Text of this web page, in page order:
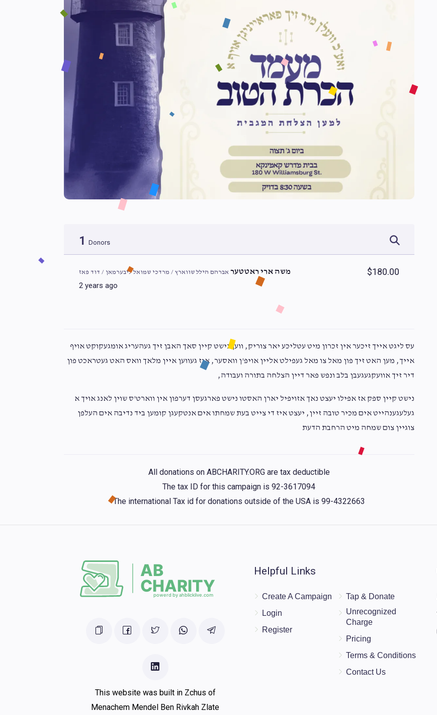
1 Donors
משה ארי ראטטער אברהם הילל שווארץ / מרדכי שמואל ליבערמאן / דוד פאז
2 years ago
$180.00
עס ליגט אייך זיכער אין זכרון מיט עטליכע יאר צוריק, ווען נישט קיין סאך האבן זיך געהעריג אומגעקוקט אויף
אייך, מען האט זיך פון מאל צו מאל געפילט אליין אויפ'ן וואסער, איז געווען איין מלאך וואס האט געטראכט פון
דיר זיך אוועקגעגעבן בלב ונפש פאר דיין הצלחה בתורה ועבודה,
נישט קיין ספק אז אפילו יעצט נאך אזויפיל יארן האסטו נישט פארגעסן דערפון אין ווארט'ס שוין לאנג אויך א
געלעגענהייט אים מכיר טובה זיין, יעצט איז די צייט בעת שמחתו אים אנטקעגן קומען ביד נדיבה אים העלפן
צוגיין צום שמחה מיט הרחבת הדעת
All donations on ABCHARITY.ORG are tax deductible
The tax ID for this campaign is 92-3617094
The international Tax id for donations outside of the USA is 99-4322663
This website was built in Zchus of
Menachem Mendel Ben Rivkah Zlate
Helpful Links
Create A Campaign
Login
Register
Tap & Donate
Unrecognized
Charge
Pricing
Terms & Conditions
Contact Us